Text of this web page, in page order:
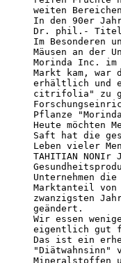
weiten
In den 90er
Dr. phil.- Titel
Im Besonderen
Mäusen an
Morinda Inc. im
Markt kam,
erhältlich und
citrifolia" zu
Pflanze
Heute möchten
Saft hat die
Leben vieler
TAHITIAN
Unternehmen
Marktanteil von
zwanzigsten
geändert.
Wir essen
eigentlich gut
Das ist ein
"Diätwahnsinn"
Mineralstoffen